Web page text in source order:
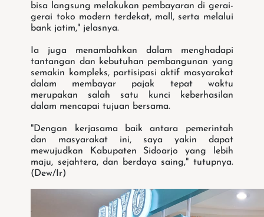
bisa langsung melakukan pembayaran di gerai-
gerai toko modern terdekat, mall, serta melalui
bank jatim," jelasnya.
Ia juga menambahkan dalam menghadapi
tantangan dan kebutuhan pembangunan yang
semakin kompleks, partisipasi aktif masyarakat
dalam membayar pajak tepat waktu
merupakan salah satu kunci keberhasilan
dalam mencapai tujuan bersama.
"Dengan kerjasama baik antara pemerintah
dan masyarakat ini, saya yakin dapat
mewujudkan Kabupaten Sidoarjo yang lebih
maju, sejahtera, dan berdaya saing," tutupnya.
(Dew/Ir)